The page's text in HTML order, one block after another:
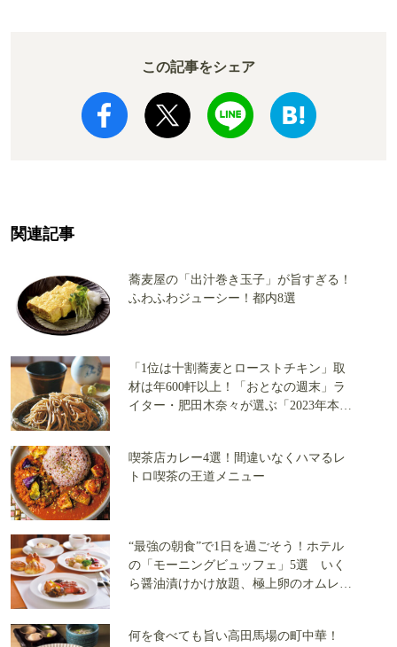
この記事をシェア
関連記事
蕎麦屋の「出汁巻き玉子」が旨すぎる！
ふわふわジューシー！都内8選
「1位は十割蕎麦とローストチキン」取
材は年600軒以上！「おとなの週末」ラ
イター・肥田木奈々が選ぶ「2023年本当
喫茶店カレー4選！間違いなくハマるレ
トロ喫茶の王道メニュー
“最強の朝食”で1日を過ごそう！ホテル
の「モーニングビュッフェ」5選 いく
ら醤油漬けかけ放題、極上卵のオムレ
何を食べても旨い高田馬場の町中華！